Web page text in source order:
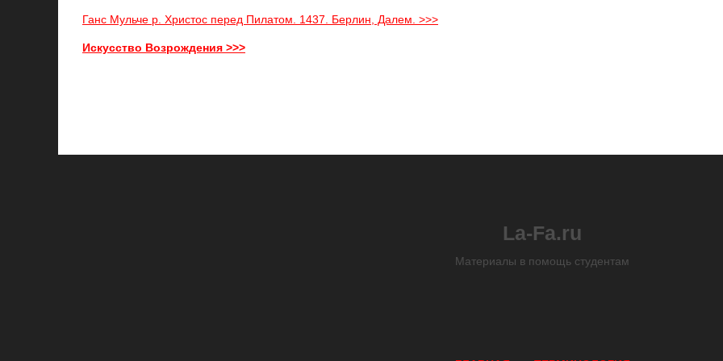
Ганс Мульче р. Христос перед Пилатом. 1437. Берлин, Далем. >>>
Искусство Возрождения >>>
La-Fa.ru
Материалы в помощь студентам